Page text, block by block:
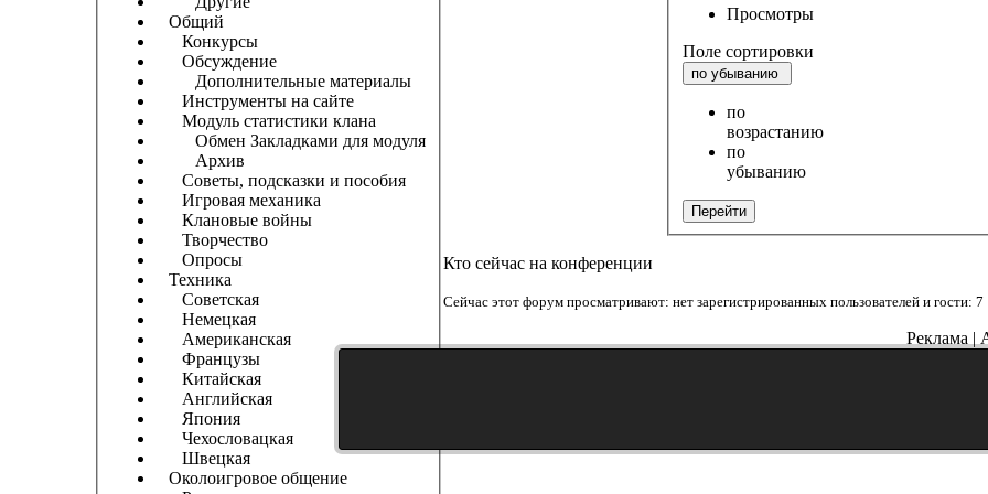
Общий
Конкурсы
Обсуждение
Дополнительные материалы
Инструменты на сайте
Модуль статистики клана
Обмен Закладками для модуля
Архив
Советы, подсказки и пособия
Игровая механика
Клановые войны
Творчество
Опросы
Техника
Советская
Немецкая
Американская
Французы
Китайская
Английская
Япония
Чехословацкая
Швецкая
Околоигровое общение
Просмотры
Поле сортировки
по убыванию
по
возрастанию
по
убыванию
Перейти
Кто сейчас на конференции
Сейчас этот форум просматривают: нет зарегистрированных пользователей и гости: 7
Реклама |